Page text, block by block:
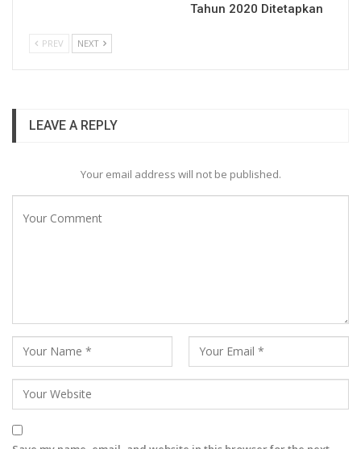
Tahun 2020 Ditetapkan
PREV NEXT
LEAVE A REPLY
Your email address will not be published.